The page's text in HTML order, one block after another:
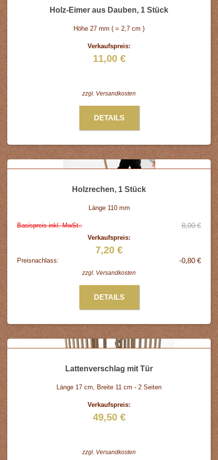
Holz-Eimer aus Dauben, 1 Stück
Höhe 27 mm ( = 2,7 cm )
Verkaufspreis:
11,00 €
zzgl. Versandkosten
DETAILS
Holzrechen, 1 Stück
Länge 110 mm
Basispreis inkl. MwSt.: 8,00 €
Verkaufspreis:
7,20 €
Preisnachlass: -0,80 €
zzgl. Versandkosten
DETAILS
Lattenverschlag mit Tür
Länge 17 cm, Breite 11 cm - 2 Seiten
Verkaufspreis:
49,50 €
zzgl. Versandkosten